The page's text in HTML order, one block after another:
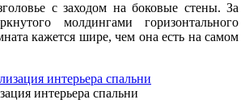
с заходом на боковые стены. За
молдингами горизонтального
кажется шире, чем она есть на самом
интерьера спальни